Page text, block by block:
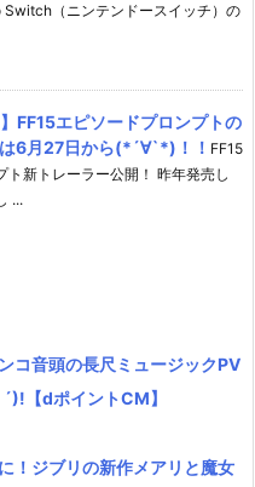
（ニンテンドースイッチ）の
FF15エピソードプロンプトの
6月27日から(*´∀`*)！！ FF15
新トレーラー公開！ 昨年発売し
...
コ音頭の長尺ミュージックPV
【dポイントCM】
！ジブリの新作メアリと魔女